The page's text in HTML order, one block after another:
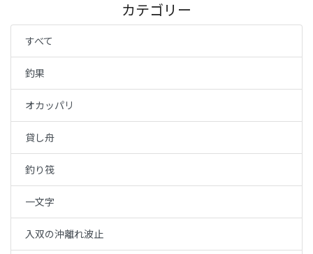
カテゴリー
すべて
釣果
オカッパリ
貸し舟
釣り筏
一文字
入双の沖離れ波止